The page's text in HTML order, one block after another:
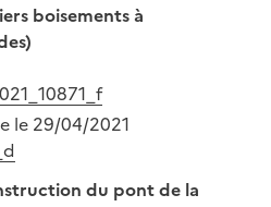
boisements à
le 29/04/2021
du pont de la